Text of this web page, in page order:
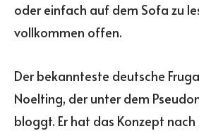
oder einfach auf dem Sofa zu
vollkommen offen.
Der bekannteste deutsche
Noelting, der unter dem
bloggt. Er hat das Konzept